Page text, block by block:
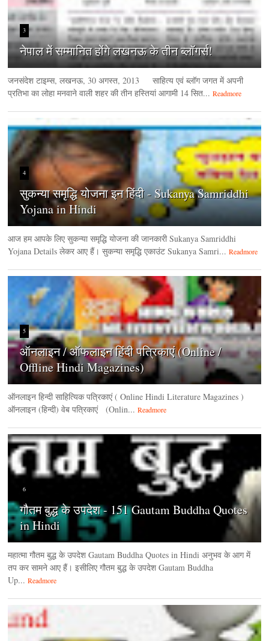
3
नेपाल में सम्मानित होंगे लखनऊ के तीन ब्लॉगर्स!
जनसंदेश टाइम्‍स, लखनऊ, 30 अगस्‍त, 2013 साहित्य एवं ब्लॉग जगत में अपनी
प्रतिभा का लोहा मनवाने वाली शहर की तीन हस्तियां आगामी 14 सित... Readmore
4
सुकन्या समृद्धि योजना इन हिंदी - Sukanya Samriddhi
Yojana in Hindi
आज हम आपके लिए सुकन्या समृद्धि योजना की जानकारी Sukanya Samriddhi
Yojana Details लेकर आए हैं। सुकन्या समृद्धि एकाउंट Sukanya Samri... Readmore
5
ऑनलाइन / ऑफलाइन हिंदी पत्रिकाएं (Online /
Offline Hindi Magazines)
ऑनलाइन हिन्‍दी साहित्यिक पत्रिकाएं ( Online Hindi Literature Magazines )
ऑनलाइन (हिन्‍दी) वेब पत्रिकाएं (Onlin... Readmore
6
गौतम बुद्ध के उपदेश - 151 Gautam Buddha Quotes
in Hindi
महात्मा गौतम बुद्ध के उपदेश Gautam Buddha Quotes in Hindi अनुभव के आग में
तप कर सामने आए हैं। इसीलिए गौतम बुद्ध के उपदेश Gautam Buddha
Up... Readmore